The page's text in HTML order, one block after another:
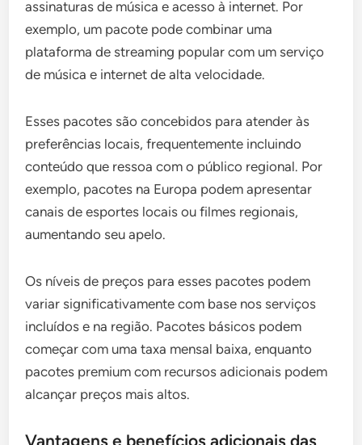
assinaturas de música e acesso à internet. Por
exemplo, um pacote pode combinar uma
plataforma de streaming popular com um serviço
de música e internet de alta velocidade.
Esses pacotes são concebidos para atender às
preferências locais, frequentemente incluindo
conteúdo que ressoa com o público regional. Por
exemplo, pacotes na Europa podem apresentar
canais de esportes locais ou filmes regionais,
aumentando seu apelo.
Os níveis de preços para esses pacotes podem
variar significativamente com base nos serviços
incluídos e na região. Pacotes básicos podem
começar com uma taxa mensal baixa, enquanto
pacotes premium com recursos adicionais podem
alcançar preços mais altos.
Vantagens e benefícios adicionais das